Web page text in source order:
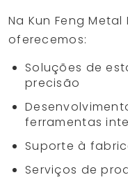
Na Kun Feng
oferecemos:
Soluções de
precisão
ferramentas
Suporte à
Serviços de